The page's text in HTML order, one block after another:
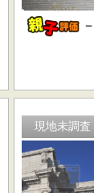
－
現地未調査